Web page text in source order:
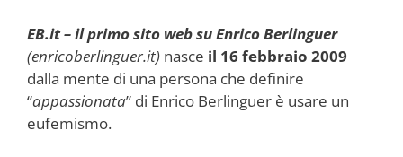
EB.it – il primo sito web su Enrico Berlinguer
(enricoberlinguer.it) nasce il 16 febbraio 2009
dalla mente di una persona che definire
“appassionata” di Enrico Berlinguer è usare un
eufemismo.